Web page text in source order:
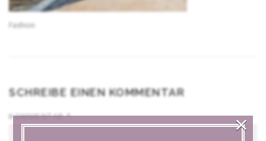
Fashion
SCHREIBE EINEN KOMMENTAR
KOMMENTAR* ×